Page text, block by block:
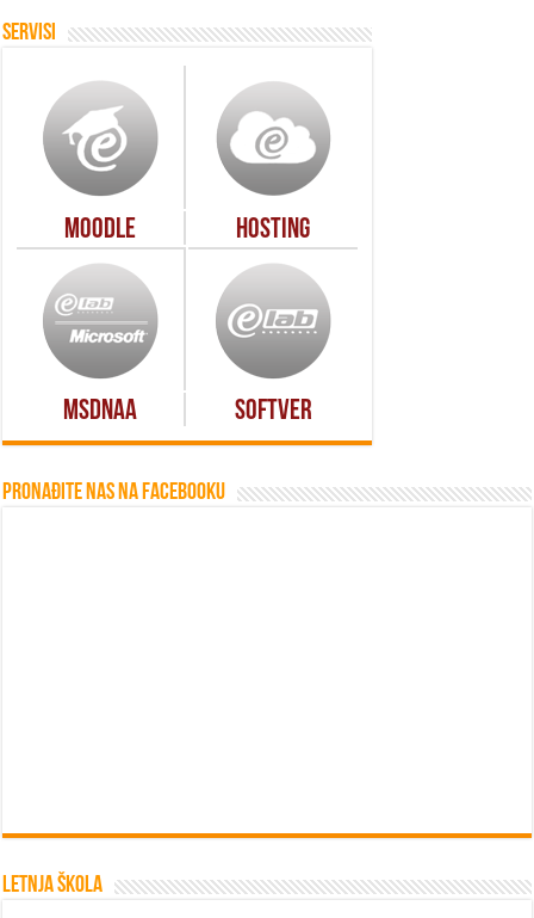
Servisi
Moodle Hosting
MSDNAA Softver
Pronađite nas na Facebooku
Letnja škola